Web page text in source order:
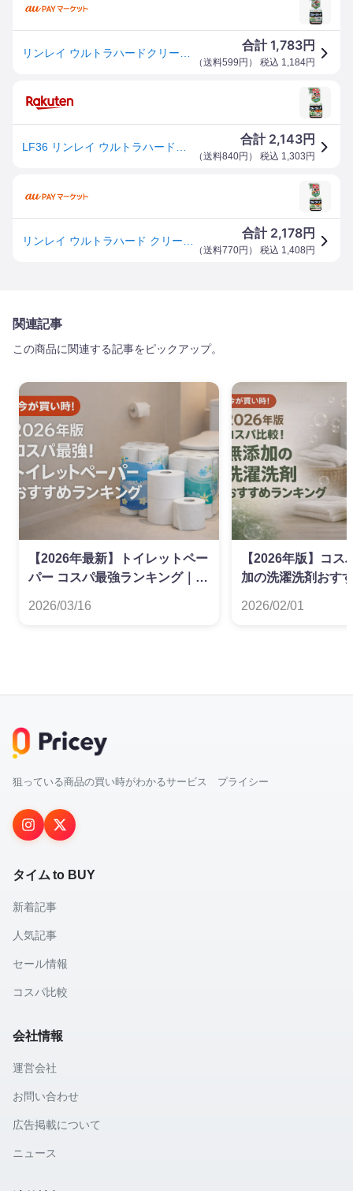
合計1,783円
（送料599円 ） 税込 1,184円
合計 2,143円
（送料840円 ） 税込 1,303 円
合計 2,178円
（送料770円 ） 税込 1,408 円
関連記事
この商品に関連する記事をピックアップ。
【2026年最新】トイレットペー
パー コスパ最強ランキング｜ダ
2026/03/16
【2026年版】コス
加の洗濯洗剤おす
2026/02/01
狙っている商品の買い時がわかるサービス プライシー
タイム to BUY
新着記事
人気記事
セール情報
コスパ比較
会社情報
運営会社
お問い合わせ
広告掲載について
ニュース